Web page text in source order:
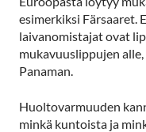
esimerkiksi Färsaaret.
laivanomistajat ovat
mukavuuslippujen
Panaman.
Huoltovarmuuden
minkä kuntoista ja